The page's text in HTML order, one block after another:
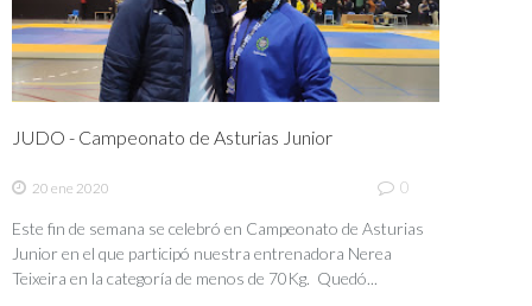
JUDO - Campeonato de Asturias Junior
20 ene 2020 0
Este fin de semana se celebró en Campeonato de Asturias
Junior en el que participó nuestra entrenadora Nerea
Teixeira en la categoría de menos de 70Kg. Quedó...